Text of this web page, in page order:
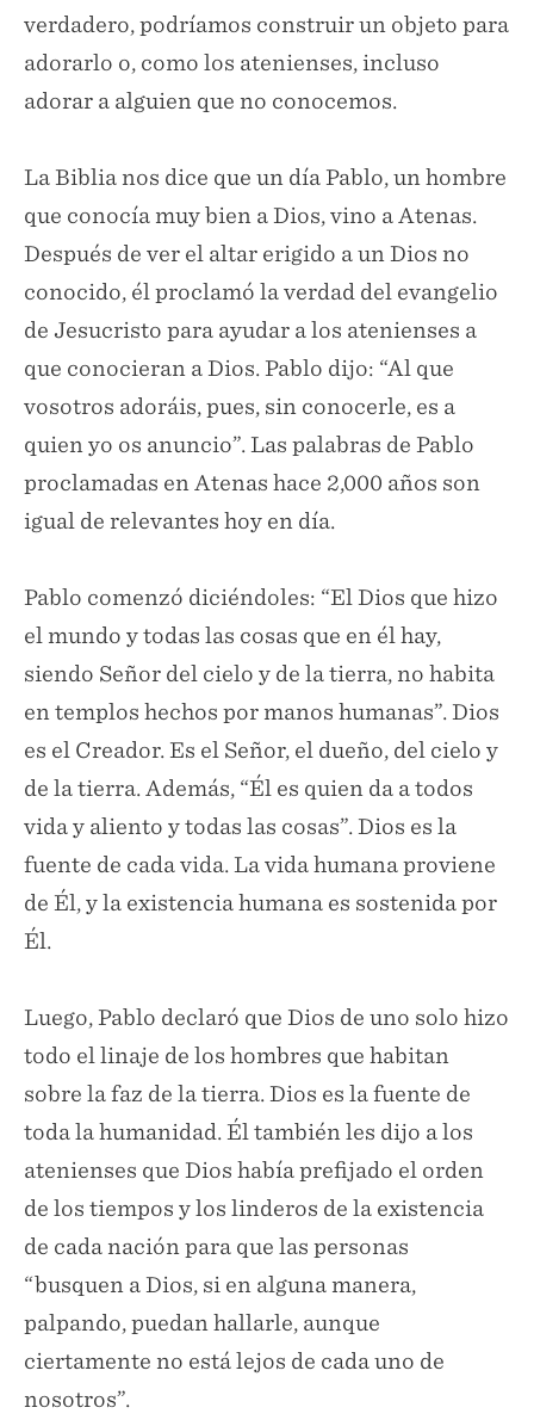
verdadero, podríamos construir un objeto para
adorarlo o, como los atenienses, incluso
adorar a alguien que no conocemos.
La Biblia nos dice que un día Pablo, un hombre
que conocía muy bien a Dios, vino a Atenas.
Después de ver el altar erigido a un Dios no
conocido, él proclamó la verdad del evangelio
de Jesucristo para ayudar a los atenienses a
que conocieran a Dios. Pablo dijo: “Al que
vosotros adoráis, pues, sin conocerle, es a
quien yo os anuncio”. Las palabras de Pablo
proclamadas en Atenas hace 2,000 años son
igual de relevantes hoy en día.
Pablo comenzó diciéndoles: “El Dios que hizo
el mundo y todas las cosas que en él hay,
siendo Señor del cielo y de la tierra, no habita
en templos hechos por manos humanas”. Dios
es el Creador. Es el Señor, el dueño, del cielo y
de la tierra. Además, “Él es quien da a todos
vida y aliento y todas las cosas”. Dios es la
fuente de cada vida. La vida humana proviene
de Él, y la existencia humana es sostenida por
Él.
Luego, Pablo declaró que Dios de uno solo hizo
todo el linaje de los hombres que habitan
sobre la faz de la tierra. Dios es la fuente de
toda la humanidad. Él también les dijo a los
atenienses que Dios había prefijado el orden
de los tiempos y los linderos de la existencia
de cada nación para que las personas
“busquen a Dios, si en alguna manera,
palpando, puedan hallarle, aunque
ciertamente no está lejos de cada uno de
nosotros”.